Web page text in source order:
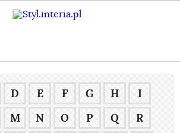
D E F G H
I
M N O P Q
R